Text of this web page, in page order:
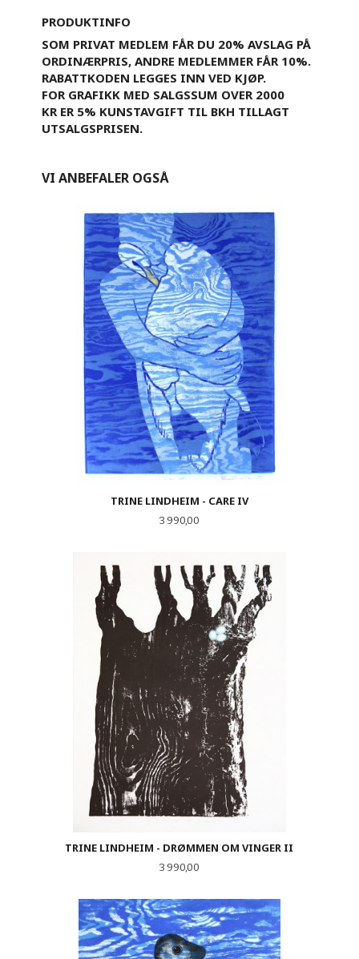
PRODUKTINFO
SOM PRIVAT MEDLEM FÅR DU 20% AVSLAG PÅ
ORDINÆRPRIS, ANDRE MEDLEMMER FÅR 10%.
RABATTKODEN LEGGES INN VED KJØP.
FOR GRAFIKK MED SALGSSUM OVER 2000
KR ER 5% KUNSTAVGIFT TIL BKH TILLAGT
UTSALGSPRISEN.
VI ANBEFALER OGSÅ
TRINE LINDHEIM - CARE IV
Pris
3 990,00
TRINE LINDHEIM - DRØMMEN OM VINGER II
Pris
3 990,00